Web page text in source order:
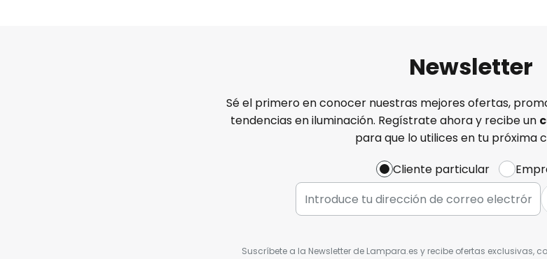
Newsletter
Sé el primero en conocer nuestras mejores ofertas,
tendencias en iluminación. Regístrate ahora y recibe un
para que lo utilices en tu próxima
Cliente particular
Suscríbete a la Newsletter de Lampara.es y recibe ofertas exclusivas,